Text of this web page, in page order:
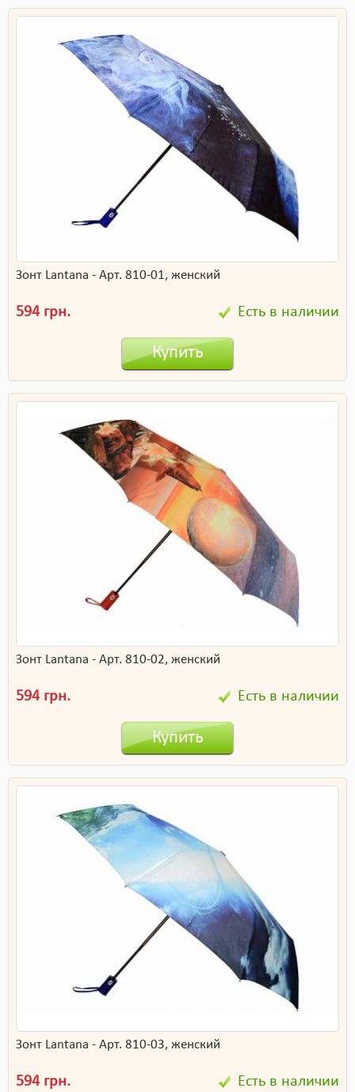
Зонт Lantana - Арт. 810-01, женский
594 грн. Есть в наличии
Купить
Зонт Lantana - Арт. 810-02, женский
594 грн. Есть в наличии
Купить
Зонт Lantana - Арт. 810-03, женский
594 грн. Есть в наличии